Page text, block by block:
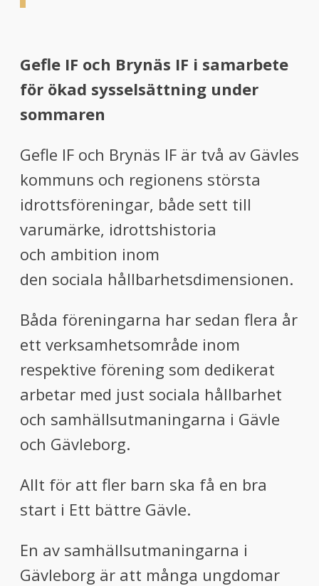
Gefle IF och Brynäs IF i samarbete
för ökad sysselsättning under
sommaren
Gefle IF och Brynäs IF är två av Gävles
kommuns och regionens största
idrottsföreningar, både sett till
varumärke, idrottshistoria
och ambition inom
den sociala hållbarhetsdimensionen.
Båda föreningarna har sedan flera år
ett verksamhetsområde inom
respektive förening som dedikerat
arbetar med just sociala hållbarhet
och samhällsutmaningarna i Gävle
och Gävleborg.
Allt för att fler barn ska få en bra
start i Ett bättre Gävle.
En av samhällsutmaningarna i
Gävleborg är att många ungdomar